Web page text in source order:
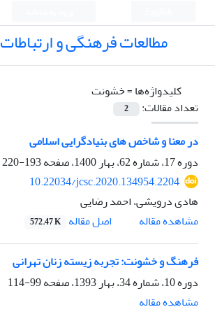
مطالعات فرهنگی و ارتباطات
کلیدواژه‌ها =خشونت
تعداد مقالات:
2
در معنا و شاخص های بنیادگرایی اسلامی
دوره 17، شماره 62، بهار 1400، صفحه
193-220
10.22034/jcsc.2020.134954.2204
هادی درویشی، احمد رضایی
مشاهده مقاله
اصل مقاله 572.47 K
فرهنگ و خشونت: تجربه زیسته زنان تهرانی
دوره 10، شماره 34، بهار 1393، صفحه
99-114
مشاهده مقاله